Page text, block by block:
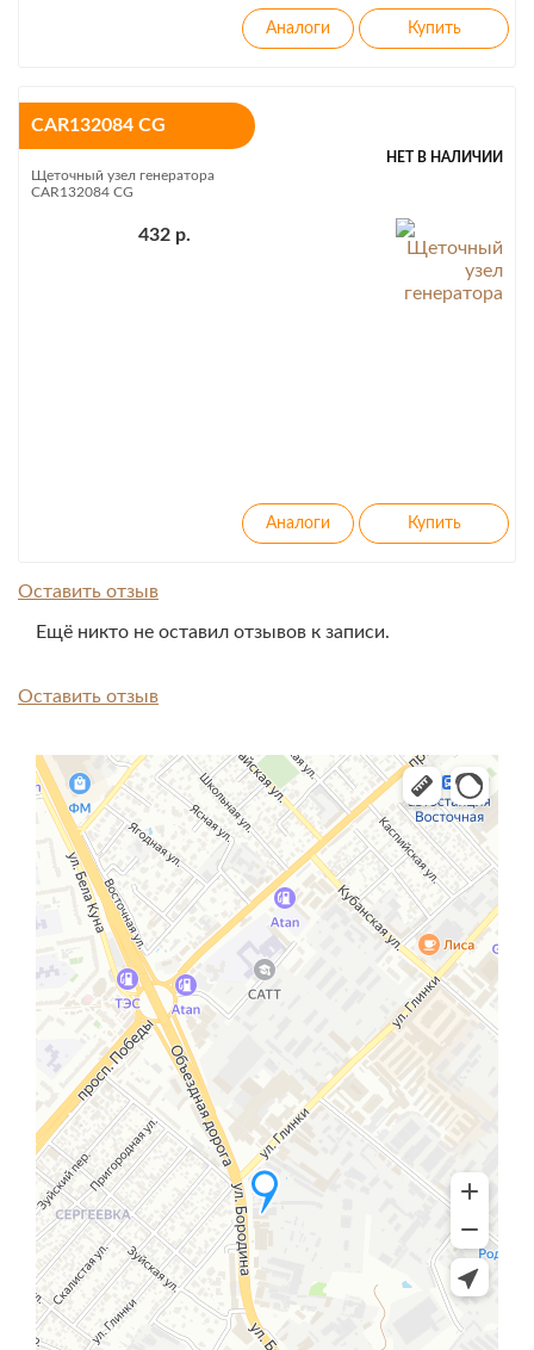
CAR132084 CG
НЕТ В НАЛИЧИИ
Щеточный узел генератора
CAR132084 CG
432 р.
Оставить отзыв
Ещё никто не оставил отзывов к записи.
Оставить отзыв